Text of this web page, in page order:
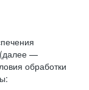
(далее —
обработки